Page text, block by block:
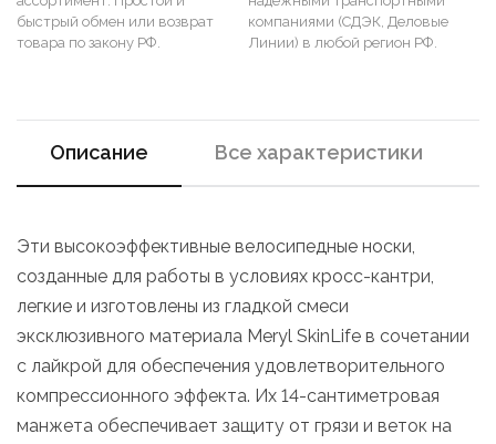
быстрый обмен или возврат
товара по закону РФ.
компаниями (СДЭК, Деловые
Линии) в любой регион РФ.
Описание Все характеристики
Эти высокоэффективные велосипедные носки,
созданные для работы в условиях кросс-кантри,
легкие и изготовлены из гладкой смеси
эксклюзивного материала Meryl SkinLife в сочетании
с лайкрой для обеспечения удовлетворительного
компрессионного эффекта. Их 14-сантиметровая
манжета обеспечивает защиту от грязи и веток на